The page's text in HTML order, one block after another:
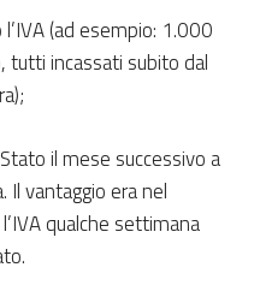
(ad esempio: 1.000
tutti incassati subito dal
il mese successivo a
Il vantaggio era nel
qualche settimana